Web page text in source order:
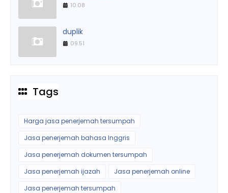
10.08
duplik
09.51
Tags
Harga jasa penerjemah tersumpah
Jasa penerjemah bahasa Inggris
Jasa penerjemah dokumen tersumpah
Jasa penerjemah ijazah
Jasa penerjemah online
Jasa penerjemah tersumpah